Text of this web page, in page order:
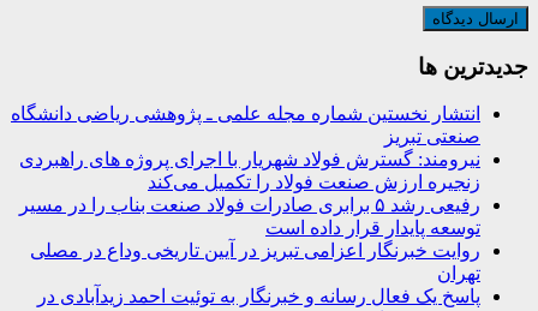
جديدترين ها
انتشار نخستین شماره مجله علمی ـ پژوهشی ریاضی دانشگاه
صنعتی تبریز
نیرومند: گسترش فولاد شهریار با اجرای پروژه های راهبردی
زنجیره ارزش صنعت فولاد را تکمیل می‌کند
رفیعی رشد ۵ برابری صادرات فولاد صنعت بناب را در مسیر
توسعه پایدار قرار داده است
روایت خبرنگار اعزامی تبریز در آیین تاریخی وداع در مصلی
تهران
پاسخ یک فعال رسانه و خبرنگار به توئیت احمد زیدآبادی در